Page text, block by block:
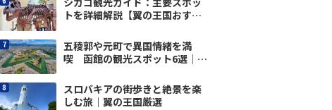
トを詳細解説【翼の王国おすす
五稜郭や元町で異国情緒を満
喫 函館の観光スポット6選｜翼
スロバキアの街歩きと絶景を楽
しむ旅｜翼の王国厳選